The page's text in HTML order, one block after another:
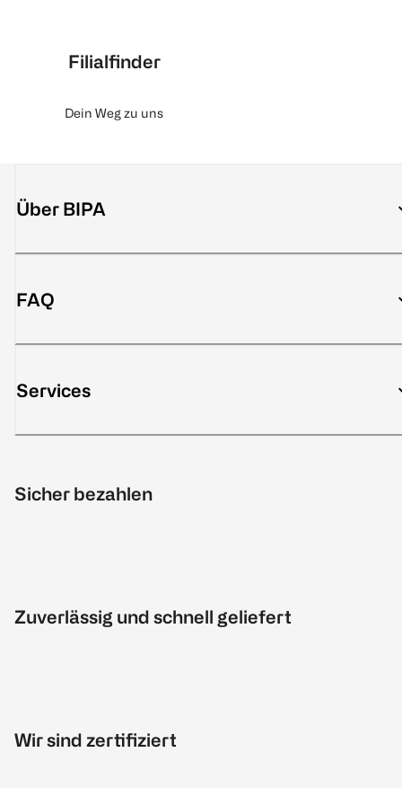
Filialfinder
Dein Weg zu uns
Über BIPA
FAQ
Services
Sicher bezahlen
Zuverlässig und schnell geliefert
Wir sind zertifiziert